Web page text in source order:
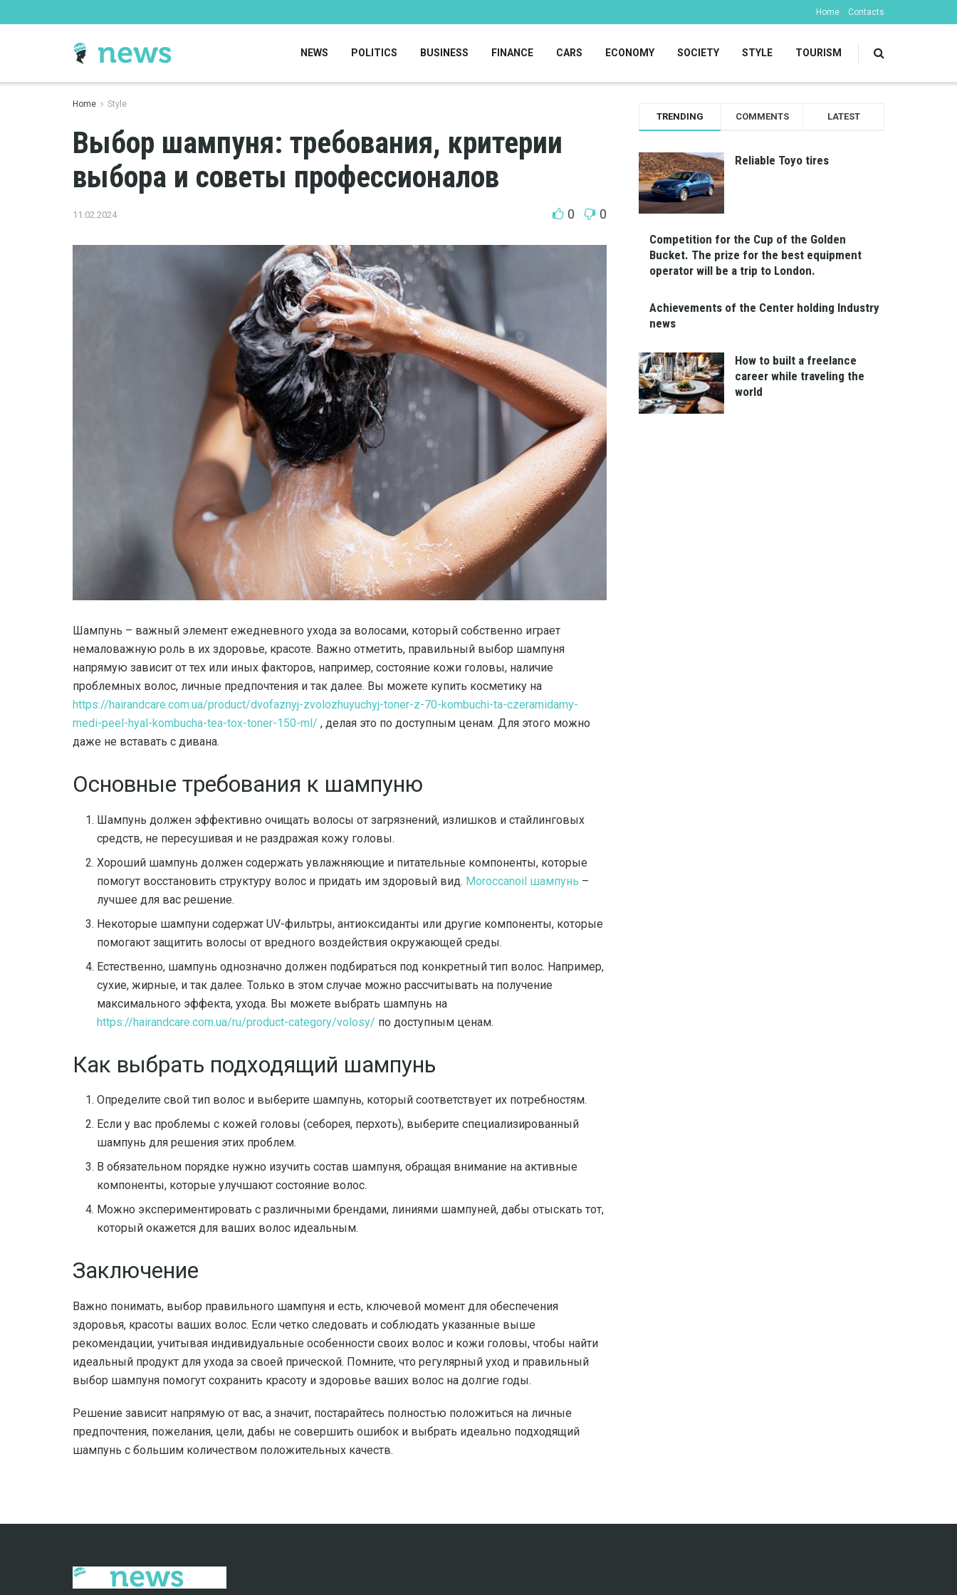
Home Contacts
NEWS POLITICS BUSINESS FINANCE CARS ECONOMY SOCIETY STYLE TOURISM
Home Style
Выбор шампуня: требования, критерии
выбора и советы профессионалов
11.02.2024 0 0
Шампунь – важный элемент ежедневного ухода за волосами, который собственно играет
немаловажную роль в их здоровье, красоте. Важно отметить, правильный выбор шампуня
напрямую зависит от тех или иных факторов, например, состояние кожи головы, наличие
проблемных волос, личные предпочтения и так далее. Вы можете купить косметику на
https://hairandcare.com.ua/product/dvofaznyj-zvolozhuyuchyj-toner-z-70-kombuchi-ta-czeramidamy-
medi-peel-hyal-kombucha-tea-tox-toner-150-ml/ , делая это по доступным ценам. Для этого можно
даже не вставать с дивана.
Основные требования к шампуню
Шампунь должен эффективно очищать волосы от загрязнений, излишков и стайлинговых
средств, не пересушивая и не раздражая кожу головы.
Хороший шампунь должен содержать увлажняющие и питательные компоненты, которые
помогут восстановить структуру волос и придать им здоровый вид. Moroccanoil шампунь –
лучшее для вас решение.
Некоторые шампуни содержат UV-фильтры, антиоксиданты или другие компоненты, которые
помогают защитить волосы от вредного воздействия окружающей среды.
Естественно, шампунь однозначно должен подбираться под конкретный тип волос. Например,
сухие, жирные, и так далее. Только в этом случае можно рассчитывать на получение
максимального эффекта, ухода. Вы можете выбрать шампунь на
https://hairandcare.com.ua/ru/product-category/volosy/ по доступным ценам.
Как выбрать подходящий шампунь
Определите свой тип волос и выберите шампунь, который соответствует их потребностям.
Если у вас проблемы с кожей головы (себорея, перхоть), выберите специализированный
шампунь для решения этих проблем.
В обязательном порядке нужно изучить состав шампуня, обращая внимание на активные
компоненты, которые улучшают состояние волос.
Можно экспериментировать с различными брендами, линиями шампуней, дабы отыскать тот,
который окажется для ваших волос идеальным.
Заключение
Важно понимать, выбор правильного шампуня и есть, ключевой момент для обеспечения
здоровья, красоты ваших волос. Если четко следовать и соблюдать указанные выше
рекомендации, учитывая индивидуальные особенности своих волос и кожи головы, чтобы найти
идеальный продукт для ухода за своей прической. Помните, что регулярный уход и правильный
выбор шампуня помогут сохранить красоту и здоровье ваших волос на долгие годы.
Решение зависит напрямую от вас, а значит, постарайтесь полностью положиться на личные
предпочтения, пожелания, цели, дабы не совершить ошибок и выбрать идеально подходящий
шампунь с большим количеством положительных качеств.
TRENDING COMMENTS LATEST
Reliable Toyo tires
Competition for the Cup of the Golden
Bucket. The prize for the best equipment
operator will be a trip to London.
Achievements of the Center holding Industry
news
How to built a freelance
career while traveling the
world